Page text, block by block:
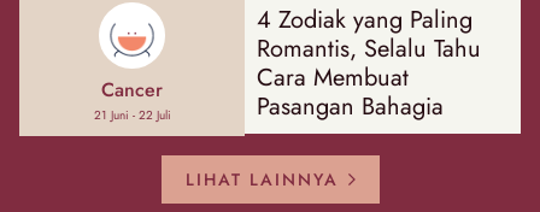
Cancer
21 Juni - 22 Juli
4 Zodiak yang Paling
Romantis, Selalu Tahu
Cara Membuat
Pasangan Bahagia
LIHAT LAINNYA